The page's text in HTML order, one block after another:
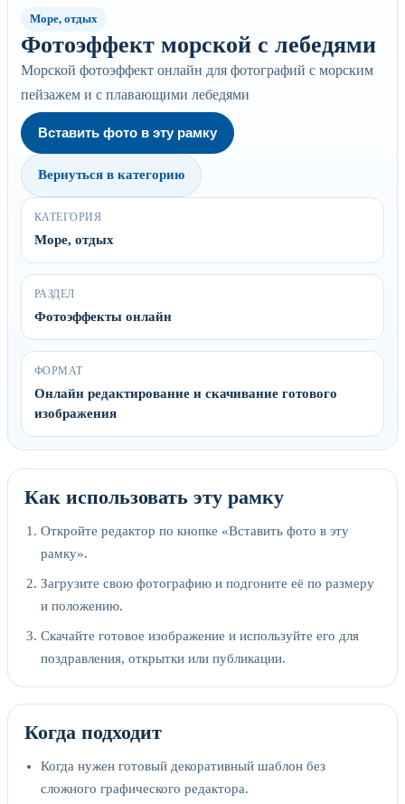
Море, отдых
Фотоэффект морской с лебедями
Морской фотоэффект онлайн для фотографий с морским
пейзажем и с плавающими лебедями
Вставить фото в эту рамку
Вернуться в категорию
КАТЕГОРИЯ
Море, отдых
РАЗДЕЛ
Фотоэффекты онлайн
ФОРМАТ
Онлайн редактирование и скачивание готового
изображения
Как использовать эту рамку
Откройте редактор по кнопке «Вставить фото в эту
рамку».
Загрузите свою фотографию и подгоните её по размеру
и положению.
Скачайте готовое изображение и используйте его для
поздравления, открытки или публикации.
Когда подходит
Когда нужен готовый декоративный шаблон без
сложного графического редактора.